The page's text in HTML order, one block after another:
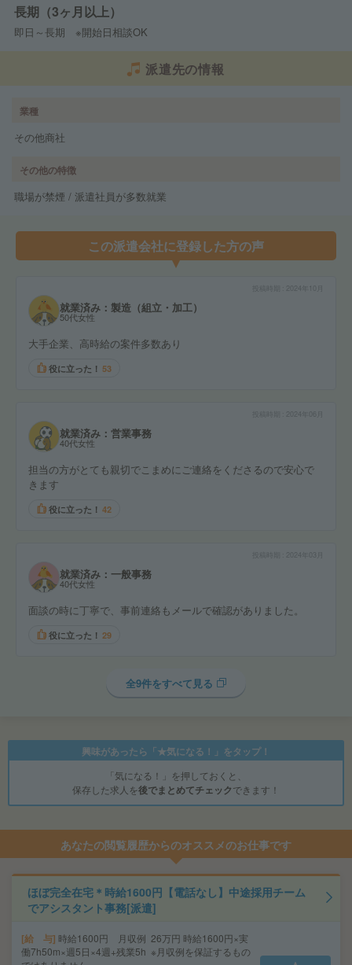
長期（3ヶ月以上）
即日～長期 ※開始日相談OK
派遣先の情報
業種
その他商社
その他の特徴
職場が禁煙 / 派遣社員が多数就業
この派遣会社に登録した方の声
2024年10月
就業済み：製造（組立・加工）
50代女性
大手企業、高時給の案件多数あり
役に立った！ 53
2024年06月
就業済み：営業事務
40代女性
担当の方がとても親切でこまめにご連絡をくださるので安心で
きます
役に立った！ 42
2024年03月
就業済み：一般事務
40代女性
面談の時に丁寧で、事前連絡もメールで確認がありました。
役に立った！ 29
全9件をすべて見る
興味があったら「★気になる！」をタップ！
「気になる！」を押しておくと、
保存した求人を後でまとめてチェックできます！
あなたの閲覧履歴からのオススメのお仕事です
ほぼ完全在宅＊時給1600円【電話なし】中途採用チーム
でアシスタント事務[派遣]
給 与 時給1600円 月収例 26万円 時給1600円×実
働7h50m×週5日×4週+残業5h ※月収例を保証するもの